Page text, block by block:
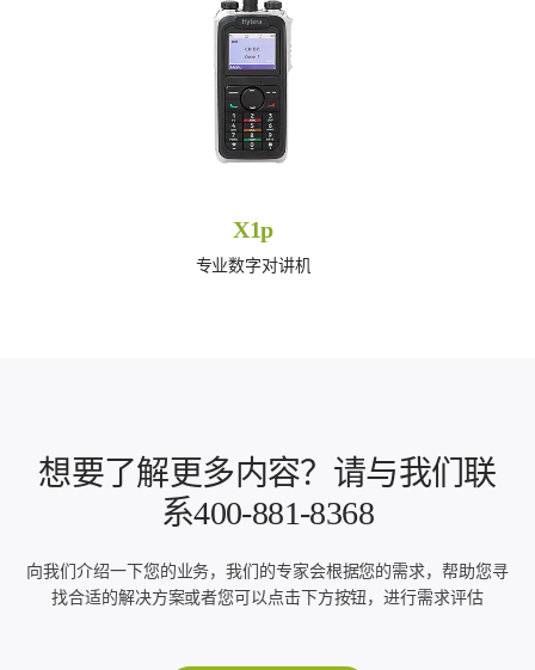
X1p
专业数字对讲机
想要了解更多内容？请与我们联
系400-881-8368
向我们介绍一下您的业务，我们的专家会根据您的需求，帮助您寻
找合适的解决方案或者您可以点击下方按钮，进行需求评估